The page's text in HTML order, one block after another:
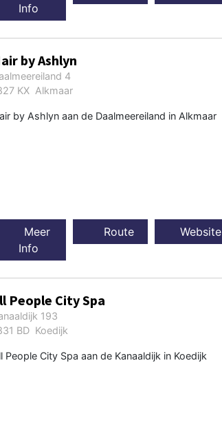
Info
by Ashlyn
4
KX Alkmaar
by Ashlyn aan de Daalmeereiland in Alkmaar
Meer
Info
Route Website
People City Spa
193
BD Koedijk
People City Spa aan de Kanaaldijk in Koedijk